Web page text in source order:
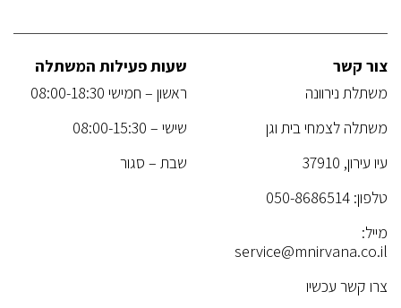
צור קשר
משתלת נירוונה
משתלה לצמחי בית וגן
עיו עירון, 37910
טלפון: 050-8686514
מייל:
service@mnirvana.co.il
צרו קשר עכשיו
שעות פעילות המשתלה
ראשון – חמישי 08:00-18:30
שישי – 08:00-15:30
שבת – סגור